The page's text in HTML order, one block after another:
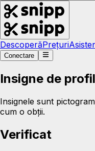
DescoperăPrețuri
Conectare
Insigne de profil
Insignele sunt
cum o obții.
Verificat